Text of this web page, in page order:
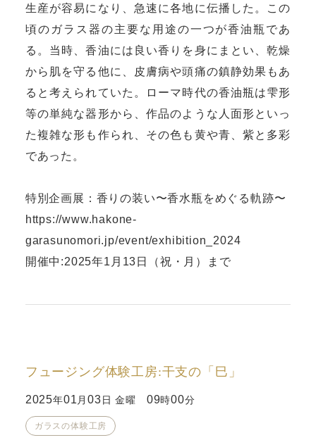
生産が容易になり、急速に各地に伝播した。この
頃のガラス器の主要な用途の一つが香油瓶であ
る。当時、香油には良い香りを身にまとい、乾燥
から肌を守る他に、皮膚病や頭痛の鎮静効果もあ
ると考えられていた。ローマ時代の香油瓶は雫形
等の単純な器形から、作品のような人面形といっ
た複雑な形も作られ、その色も黄や青、紫と多彩
であった。
特別企画展：香りの装い〜香水瓶をめぐる軌跡〜
https://www.hakone-
garasunomori.jp/event/exhibition_2024
開催中:2025年1月13日（祝・月）まで
フュージング体験工房:干支の「巳」
2025年01 月03 日 金曜 09時00分
ガラスの体験工房